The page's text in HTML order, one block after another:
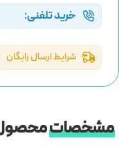
خرید تلفنی:
شرایط ارسال رایگان
مشخصات